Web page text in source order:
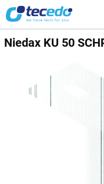
Niedax KU 50